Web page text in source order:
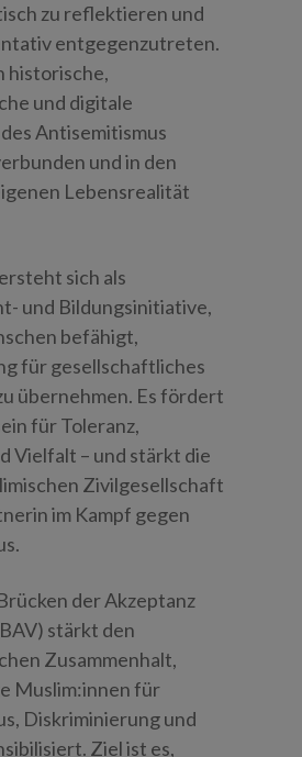
zu reflektieren und
entgegenzutreten.
historische,
und digitale
Antisemitismus
und in den
Lebensrealität
sich als
und Bildungsinitiative,
befähigt,
für gesellschaftliches
übernehmen. Es fördert
für Toleranz,
Vielfalt – und stärkt die
Zivilgesellschaft
im Kampf gegen
der Akzeptanz
stärkt den
Zusammenhalt,
Muslim:innen für
Diskriminierung und
Ziel ist es,